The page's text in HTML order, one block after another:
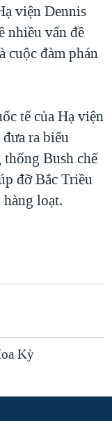
SÂM
THÔN MỸ
viện Dennis
nhiều vấn đề
cuộc đàm phán
tế của Hạ viện
ra biểu
Bush chế
đỡ Bắc Triều
loạt.
Kỳ